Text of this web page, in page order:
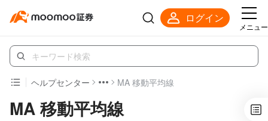
ログイン
メニュー
ヘルプセンター MA 移動平均線
MA 移動平均線